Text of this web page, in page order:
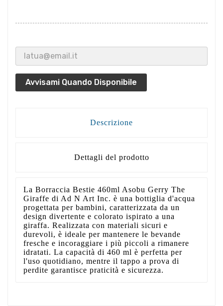
Avvisami Quando Disponibile
Descrizione
Dettagli del prodotto
La Borraccia Bestie 460ml Asobu Gerry The
Giraffe di Ad N Art Inc. è una bottiglia d'acqua
progettata per bambini, caratterizzata da un
design divertente e colorato ispirato a una
giraffa. Realizzata con materiali sicuri e
durevoli, è ideale per mantenere le bevande
fresche e incoraggiare i più piccoli a rimanere
idratati. La capacità di 460 ml è perfetta per
l'uso quotidiano, mentre il tappo a prova di
perdite garantisce praticità e sicurezza.